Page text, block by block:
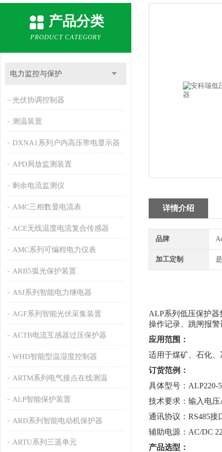
产品分类
PRODUCT CATEGORY
电力监控与保护
光伏协调控制器
测温装置
DXNA1系列户内高压带电显示器
APD局放监测装置
剩余电流监测仪
AMC三相数显电流表
ACE无线温度电流复合传感器
AMC系列可编程电力仪表
ARB5弧光保护装置
ASJ系列智能电力继电器
AGF系列智能光伏采集装置
ACTB电流互感器过压保护器
WHD智能型温湿度控制器
ARTM系列电气接点在线测温
ALP智能保护装置
ARD系列智能电动机保护器
ARTU系列三遥单元
详情介绍
品牌
加工定制
ALP系列低压保护
操作记录、跳闸报
应用范围：
适用于煤矿、石化
订货范例：
具体型号：ALP220-
技术要求：输入电
通讯协议：RS485接
辅助电源：AC/DC
产品选型：